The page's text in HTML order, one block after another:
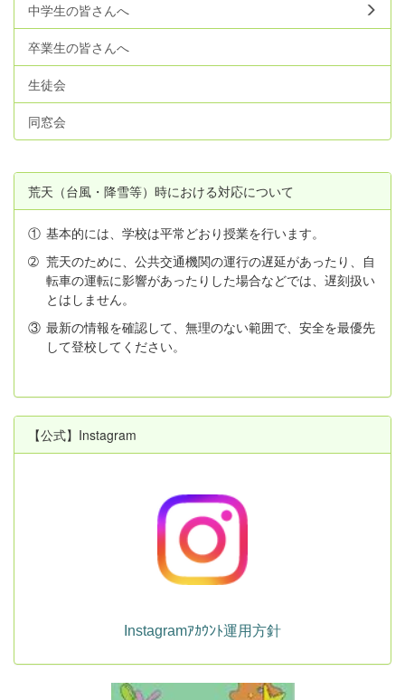
中学生の皆さんへ
卒業生の皆さんへ
生徒会
同窓会
荒天（台風・降雪等）時における対応について
① 基本的には、学校は平常どおり授業を行います。
➁ 荒天のために、公共交通機関の運行の遅延があったり、自
転車の運転に影響があったりした場合などでは、遅刻扱い
とはしません。
③ 最新の情報を確認して、無理のない範囲で、安全を最優先
して登校してください。
【公式】Instagram
Instagramｱｶｳﾝﾄ運用方針